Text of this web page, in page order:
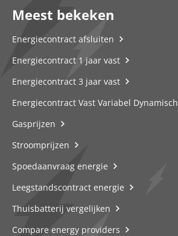
Meest bekeken
Energiecontract afsluiten
Energiecontract 1 jaar vast
Energiecontract 3 jaar vast
Energiecontract Vast Variabel Dynamisch
Gasprijzen
Stroomprijzen
Spoedaanvraag energie
Leegstandscontract energie
Thuisbatterij vergelijken
Compare energy providers